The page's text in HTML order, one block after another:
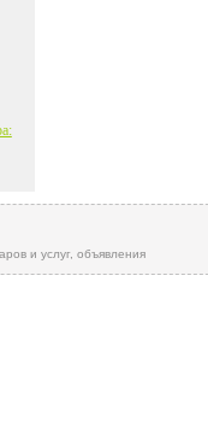
и услуг, объявления